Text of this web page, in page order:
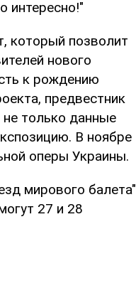
интересно!"
который позволит
нового
к рождению
предвестник
только данные
В ноябре
оперы Украины.
мирового балета"
27 и 28